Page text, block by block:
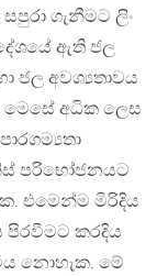
ගැනීමට ලිං
ඇති ජල
ජල අවශ්‍යතාවය
මෙසේ අධික ලෙස
පරිභෝජනයට
එමෙන්ම මිරිදිය
පිරවීමට කරදිය
නොහැක. මේ